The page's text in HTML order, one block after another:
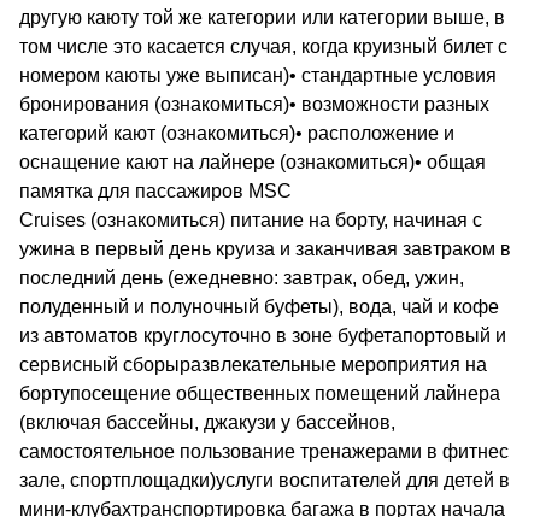
другую каюту той же категории или категории выше, в
том числе это касается случая, когда круизный билет с
номером каюты уже выписан)• стандартные условия
бронирования (ознакомиться)• возможности разных
категорий кают (ознакомиться)• расположение и
оснащение кают на лайнере (ознакомиться)• общая
памятка для пассажиров MSC
Cruises (ознакомиться) питание на борту, начиная с
ужина в первый день круиза и заканчивая завтраком в
последний день (ежедневно: завтрак, обед, ужин,
полуденный и полуночный буфеты), вода, чай и кофе
из автоматов круглосуточно в зоне буфетапортовый и
сервисный сборыразвлекательные мероприятия на
бортупосещение общественных помещений лайнера
(включая бассейны, джакузи у бассейнов,
самостоятельное пользование тренажерами в фитнес
зале, спортплощадки)услуги воспитателей для детей в
мини-клубахтранспортировка багажа в портах начала